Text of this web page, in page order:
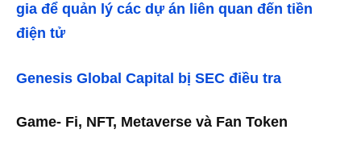
gia để quản lý các dự án liên quan đến tiền
điện tử
Genesis Global Capital bị SEC điều tra
Game- Fi, NFT, Metaverse và Fan Token